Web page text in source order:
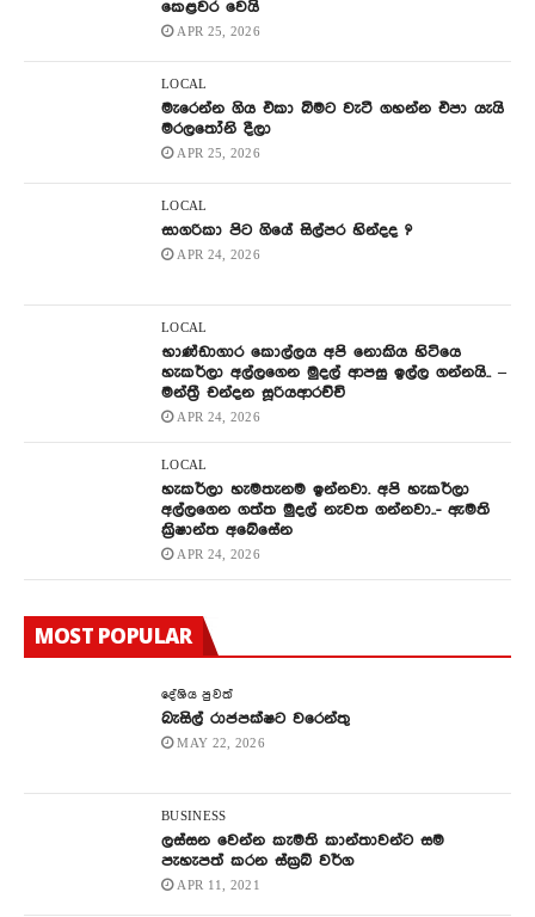
කෙළවර වෙයි
APR 25, 2026
LOCAL
මැරෙන්න ගිය එකා බිමට වැටී ගහන්න එපා යැයි
මරලතෝනි දීලා
APR 25, 2026
LOCAL
සාගරිකා පිට ගියේ සිල්පර හින්දද ?
APR 24, 2026
LOCAL
භාණ්ඩාගාර කොල්ලය අපි නොකිය හිටියෙ
හැකර්ලා අල්ලගෙන මුදල් ආපසු ඉල්ල ගන්නයි.. –
මන්ත්‍රී චන්දන සූරියආරච්චි
APR 24, 2026
LOCAL
හැකර්ලා හැමතැනම ඉන්නවා. අපි හැකර්ලා
අල්ලගෙන ගත්ත මුදල් නැවත ගන්නවා..- ඇමති
ක්‍රිෂාන්ත අබේසේන
APR 24, 2026
MOST POPULAR
දේශිය පුවත්
බැසිල් රාජපක්ෂට වරෙන්තු
MAY 22, 2026
BUSINESS
ලස්සන වෙන්න කැමති කාන්තාවන්ට සම
පැහැපත් කරන ස්ක්‍රබ් වර්ග
APR 11, 2021